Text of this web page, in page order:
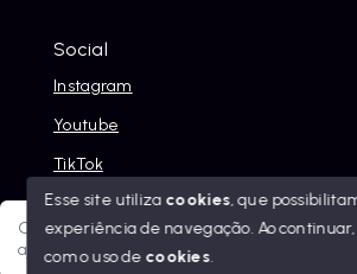
Olá! Sua jornada ao novo imóvel começa
ajudar?
Social
Instagram
Youtube
TikTok
© Copyright 2026 - Alexandre Abreu
Esse site utiliza cookies, que
experiência de navegação.Ao
com o uso de cookies.